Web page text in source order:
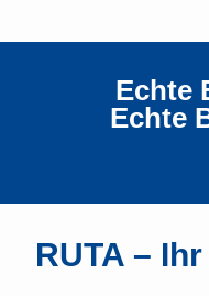
Echte
Echte
RUTA –